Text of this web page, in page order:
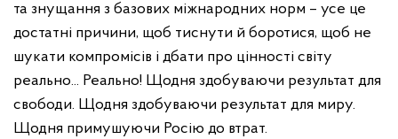
та знущання з базових міжнародних норм – усе це
достатні причини, щоб тиснути й боротися, щоб не
шукати компромісів і дбати про цінності світу
реально... Реально! Щодня здобуваючи результат для
свободи. Щодня здобуваючи результат для миру.
Щодня примушуючи Росію до втрат.